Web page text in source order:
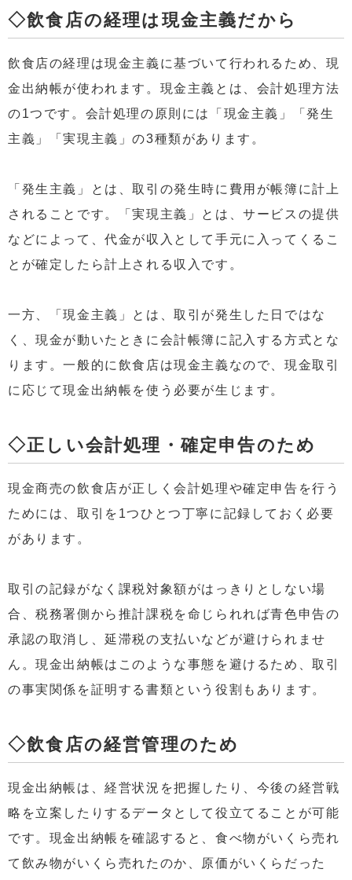
◇飲食店の経理は現金主義だから
飲食店の経理は現金主義に基づいて行われるため、現
金出納帳が使われます。現金主義とは、会計処理方法
の1つです。会計処理の原則には「現金主義」「発生
主義」「実現主義」の3種類があります。
「発生主義」とは、取引の発生時に費用が帳簿に計上
されることです。「実現主義」とは、サービスの提供
などによって、代金が収入として手元に入ってくるこ
とが確定したら計上される収入です。
一方、「現金主義」とは、取引が発生した日ではな
く、現金が動いたときに会計帳簿に記入する方式とな
ります。一般的に飲食店は現金主義なので、現金取引
に応じて現金出納帳を使う必要が生じます。
◇正しい会計処理・確定申告のため
現金商売の飲食店が正しく会計処理や確定申告を行う
ためには、取引を1つひとつ丁寧に記録しておく必要
があります。
取引の記録がなく課税対象額がはっきりとしない場
合、税務署側から推計課税を命じられれば青色申告の
承認の取消し、延滞税の支払いなどが避けられませ
ん。現金出納帳はこのような事態を避けるため、取引
の事実関係を証明する書類という役割もあります。
◇飲食店の経営管理のため
現金出納帳は、経営状況を把握したり、今後の経営戦
略を立案したりするデータとして役立てることが可能
です。現金出納帳を確認すると、食べ物がいくら売れ
て飲み物がいくら売れたのか、原価がいくらだった